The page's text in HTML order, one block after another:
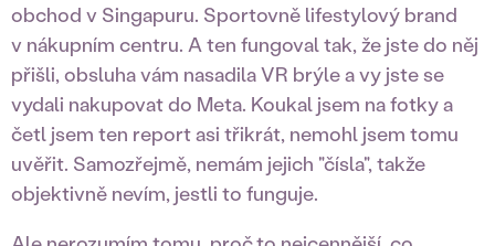
obchod v Singapuru. Sportovně lifestylový brand
v nákupním centru. A ten fungoval tak, že jste do něj
přišli, obsluha vám nasadila VR brýle a vy jste se
vydali nakupovat do Meta. Koukal jsem na fotky a
četl jsem ten report asi třikrát, nemohl jsem tomu
uvěřit. Samozřejmě, nemám jejich "čísla", takže
objektivně nevím, jestli to funguje.